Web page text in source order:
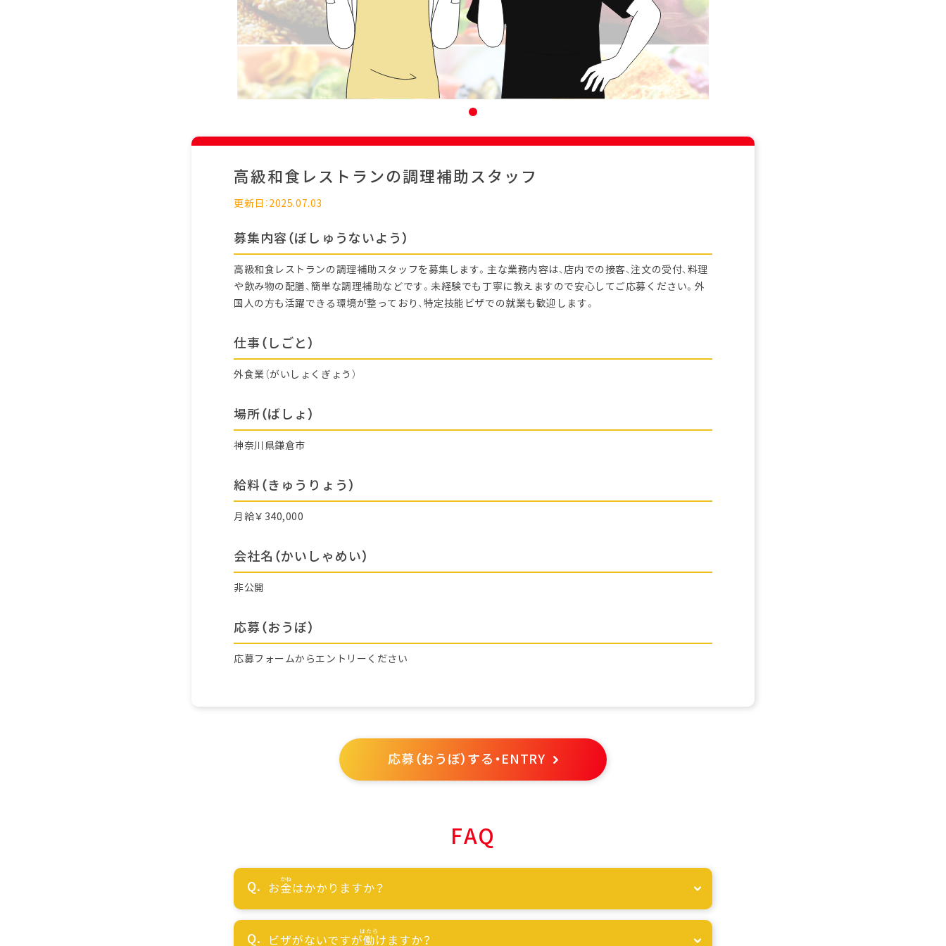
高級和食レストランの調理補助スタッフ
更新日：2025.07.03
募集内容（ぼしゅうないよう）
高級和食レストランの調理補助スタッフを募集します。主な業務内容は、店内での接客、注文の受付、料理
や飲み物の配膳、簡単な調理補助などです。未経験でも丁寧に教えますので安心してご応募ください。外
国人の方も活躍できる環境が整っており、特定技能ビザでの就業も歓迎します。
仕事（しごと）
外食業（がいしょくぎょう）
場所（ばしょ）
神奈川県鎌倉市
給料（きゅうりょう）
月給￥340,000
会社名（かいしゃめい）
非公開
応募（おうぼ）
応募フォームからエントリーください
応募（おうぼ）する・ENTRY
FAQ
お金はかかりますか？
ビザがないですが働けますか？